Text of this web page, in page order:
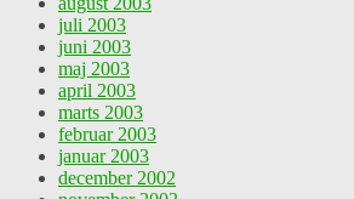
juli 2003
juni 2003
maj 2003
april 2003
marts 2003
februar 2003
januar 2003
december 2002